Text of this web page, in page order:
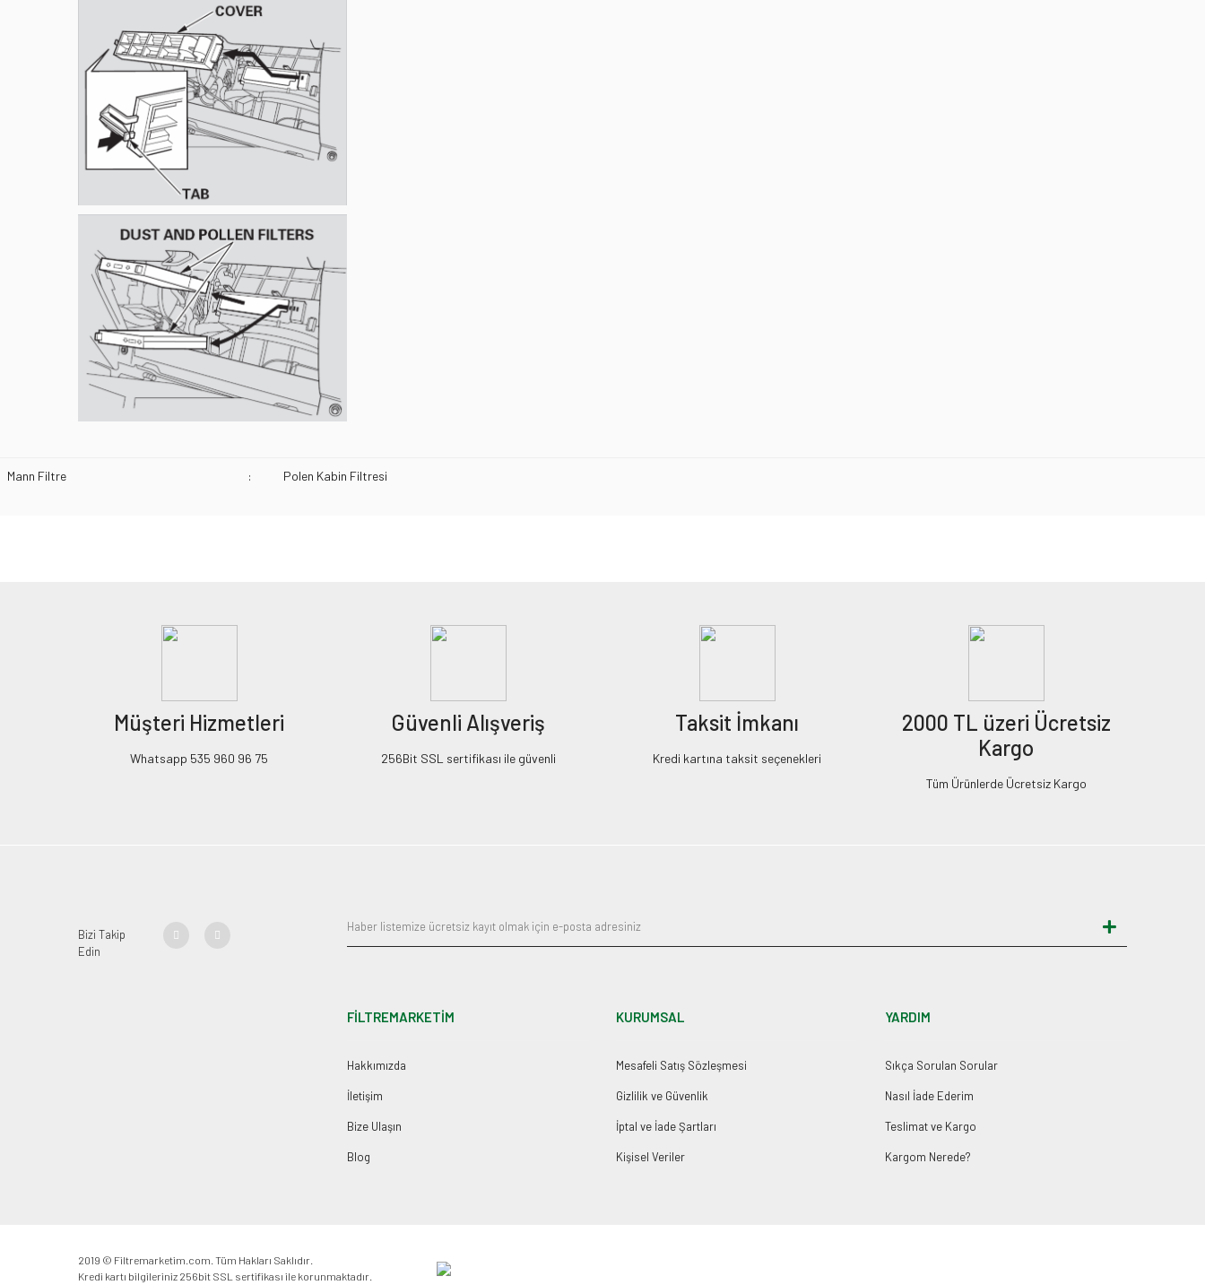
Mann Filtre : Polen Kabin Filtresi
Müşteri Hizmetleri
Whatsapp 535 960 96 75
Güvenli Alışveriş
256Bit SSL sertifikası ile güvenli
Taksit İmkanı
Kredi kartına taksit seçenekleri
2000 TL üzeri Ücretsiz
Kargo
Tüm Ürünlerde Ücretsiz Kargo
Bizi Takip
Edin
FİLTREMARKETİM
Hakkımızda
İletişim
Bize Ulaşın
Blog
KURUMSAL
Mesafeli Satış Sözleşmesi
Gizlilik ve Güvenlik
İptal ve İade Şartları
Kişisel Veriler
YARDIM
Sıkça Sorulan Sorular
Nasıl İade Ederim
Teslimat ve Kargo
Kargom Nerede?
2019 © Filtremarketim.com. Tüm Hakları Saklıdır.
Kredi kartı bilgileriniz 256bit SSL sertifikası ile korunmaktadır.